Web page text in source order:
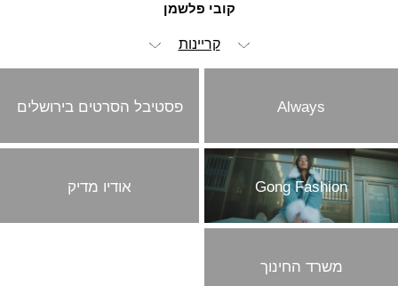
קובי פלשמן
קריינות
אופנה וביוטי
הומור
ילדים
Always פסטיבל הסרטים בירושלים
Gong Fashion אודיו מדיק
משרד החינוך